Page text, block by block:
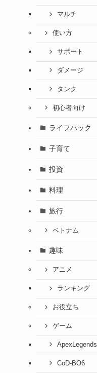
マルチ
使い方
サポート
ダメージ
タンク
初心者向け
ライフハック
子育て
投資
料理
旅行
ベトナム
趣味
アニメ
ランキング
お役立ち
ゲーム
ApexLegends
CoD-BO6